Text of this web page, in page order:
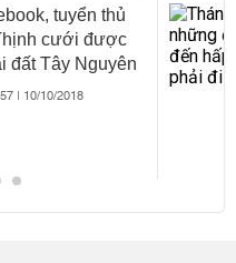
tuyển thủ
cưới được
đất Tây Nguyên
| 10/10/2018